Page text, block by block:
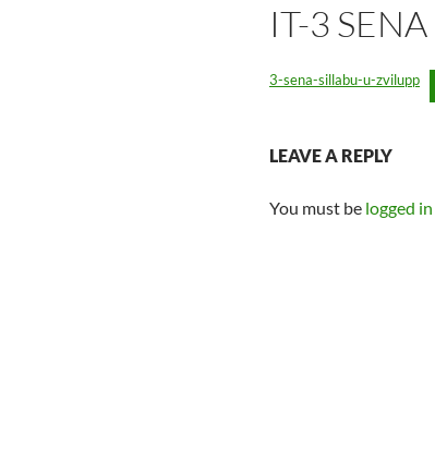
IT-3 SENA
3-sena-sillabu-u-zvilupp
LEAVE A REPLY
You must be logged in